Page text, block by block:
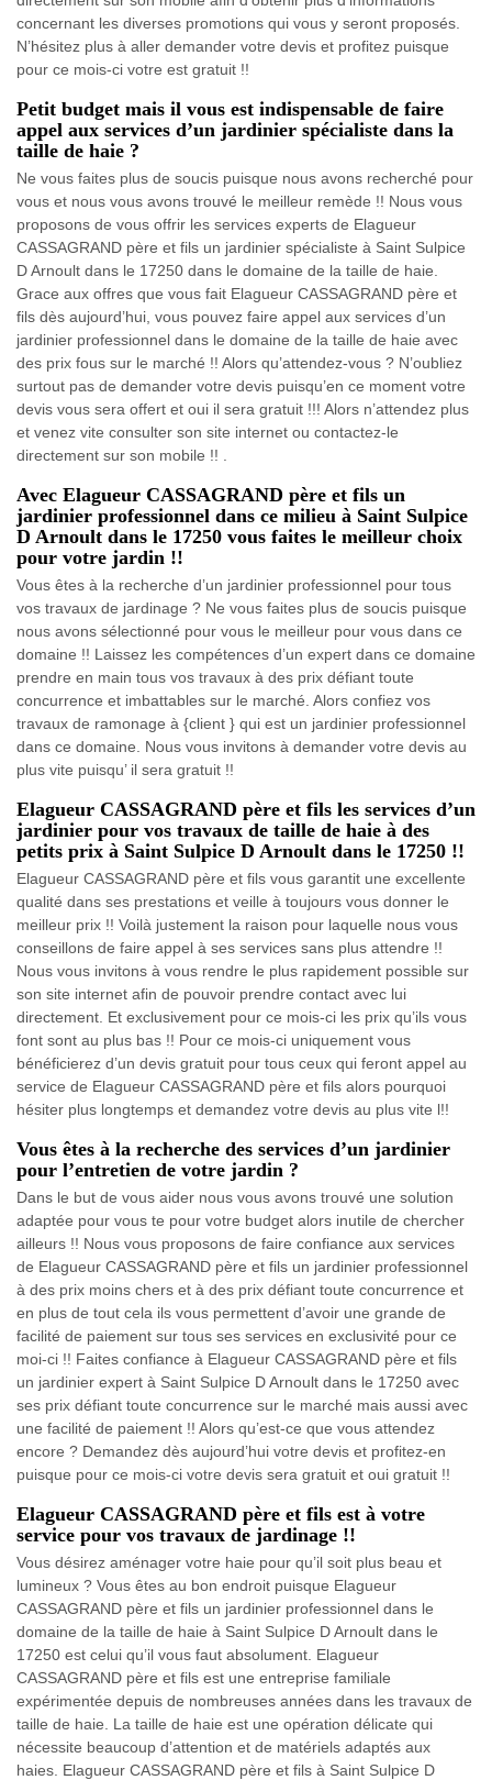
concernant les diverses promotions qui vous y seront proposés.
N’hésitez plus à aller demander votre devis et profitez puisque
pour ce mois-ci votre est gratuit !!
Petit budget mais il vous est indispensable de faire
appel aux services d’un jardinier spécialiste dans la
taille de haie ?
Ne vous faites plus de soucis puisque nous avons recherché pour
vous et nous vous avons trouvé le meilleur remède !! Nous vous
proposons de vous offrir les services experts de Elagueur
CASSAGRAND père et fils un jardinier spécialiste à Saint Sulpice
D Arnoult dans le 17250 dans le domaine de la taille de haie.
Grace aux offres que vous fait Elagueur CASSAGRAND père et
fils dès aujourd’hui, vous pouvez faire appel aux services d’un
jardinier professionnel dans le domaine de la taille de haie avec
des prix fous sur le marché !! Alors qu’attendez-vous ? N’oubliez
surtout pas de demander votre devis puisqu’en ce moment votre
devis vous sera offert et oui il sera gratuit !!! Alors n’attendez plus
et venez vite consulter son site internet ou contactez-le
directement sur son mobile !! .
Avec Elagueur CASSAGRAND père et fils un
jardinier professionnel dans ce milieu à Saint Sulpice
D Arnoult dans le 17250 vous faites le meilleur choix
pour votre jardin !!
Vous êtes à la recherche d’un jardinier professionnel pour tous
vos travaux de jardinage ? Ne vous faites plus de soucis puisque
nous avons sélectionné pour vous le meilleur pour vous dans ce
domaine !! Laissez les compétences d’un expert dans ce domaine
prendre en main tous vos travaux à des prix défiant toute
concurrence et imbattables sur le marché. Alors confiez vos
travaux de ramonage à {client } qui est un jardinier professionnel
dans ce domaine. Nous vous invitons à demander votre devis au
plus vite puisqu’ il sera gratuit !!
Elagueur CASSAGRAND père et fils les services d’un
jardinier pour vos travaux de taille de haie à des
petits prix à Saint Sulpice D Arnoult dans le 17250 !!
Elagueur CASSAGRAND père et fils vous garantit une excellente
qualité dans ses prestations et veille à toujours vous donner le
meilleur prix !! Voilà justement la raison pour laquelle nous vous
conseillons de faire appel à ses services sans plus attendre !!
Nous vous invitons à vous rendre le plus rapidement possible sur
son site internet afin de pouvoir prendre contact avec lui
directement. Et exclusivement pour ce mois-ci les prix qu’ils vous
font sont au plus bas !! Pour ce mois-ci uniquement vous
bénéficierez d’un devis gratuit pour tous ceux qui feront appel au
service de Elagueur CASSAGRAND père et fils alors pourquoi
hésiter plus longtemps et demandez votre devis au plus vite l!!
Vous êtes à la recherche des services d’un jardinier
pour l’entretien de votre jardin ?
Dans le but de vous aider nous vous avons trouvé une solution
adaptée pour vous te pour votre budget alors inutile de chercher
ailleurs !! Nous vous proposons de faire confiance aux services
de Elagueur CASSAGRAND père et fils un jardinier professionnel
à des prix moins chers et à des prix défiant toute concurrence et
en plus de tout cela ils vous permettent d’avoir une grande de
facilité de paiement sur tous ses services en exclusivité pour ce
moi-ci !! Faites confiance à Elagueur CASSAGRAND père et fils
un jardinier expert à Saint Sulpice D Arnoult dans le 17250 avec
ses prix défiant toute concurrence sur le marché mais aussi avec
une facilité de paiement !! Alors qu’est-ce que vous attendez
encore ? Demandez dès aujourd’hui votre devis et profitez-en
puisque pour ce mois-ci votre devis sera gratuit et oui gratuit !!
Elagueur CASSAGRAND père et fils est à votre
service pour vos travaux de jardinage !!
Vous désirez aménager votre haie pour qu’il soit plus beau et
lumineux ? Vous êtes au bon endroit puisque Elagueur
CASSAGRAND père et fils un jardinier professionnel dans le
domaine de la taille de haie à Saint Sulpice D Arnoult dans le
17250 est celui qu’il vous faut absolument. Elagueur
CASSAGRAND père et fils est une entreprise familiale
expérimentée depuis de nombreuses années dans les travaux de
taille de haie. La taille de haie est une opération délicate qui
nécessite beaucoup d’attention et de matériels adaptés aux
haies. Elagueur CASSAGRAND père et fils à Saint Sulpice D